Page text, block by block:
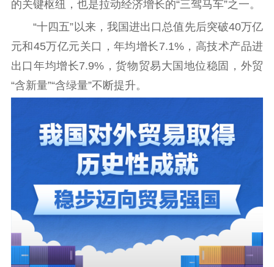
电影工作
电影创作 电影市场
机关党建
文化人才
紫金人才 职称评审
数据资源
公共服务
新时代公民素养
提升资源库
新闻出版
作品著作权
登记服务
的关键枢纽，也是拉动经济增长的“三驾马车”之一。
“十四五”以来，我国进出口总值先后突破40万亿
元和45万亿元关口，年均增长7.1%，高技术产品进
出口年均增长7.9%，货物贸易大国地位稳固，外贸
“含新量”“含绿量”不断提升。